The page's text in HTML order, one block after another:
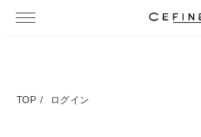
TOP ログイン